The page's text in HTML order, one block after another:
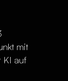
mit
KI auf